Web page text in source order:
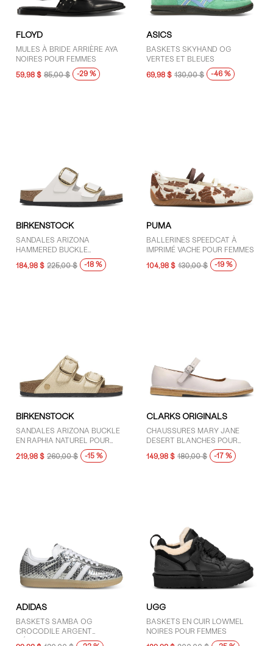
FLOYD
MULES À BRIDE ARRIÈRE AYA
NOIRES POUR FEMMES
59,98 $ 85,00 $ -29 %
ASICS
BASKETS SKYHAND OG
VERTES ET BLEUES
69,98 $ 130,00 $ -46 %
BIRKENSTOCK
SANDALES ARIZONA
HAMMERED BUCKLE
BLANCHES POUR FEMMES
184,98 $ 225,00 $ -18 %
PUMA
BALLERINES SPEEDCAT À
IMPRIMÉ VACHE POUR FEMMES
104,98 $ 130,00 $ -19 %
BIRKENSTOCK
SANDALES ARIZONA BUCKLE
EN RAPHIA NATUREL POUR
FEMMES
219,98 $ 260,00 $ -15 %
CLARKS ORIGINALS
CHAUSSURES MARY JANE
DESERT BLANCHES POUR
FEMMES
149,98 $ 180,00 $ -17 %
ADIDAS
BASKETS SAMBA OG
CROCODILE ARGENT
MÉTALLIQUE ET BLANCHES
UGG
BASKETS EN CUIR LOWMEL
NOIRES POUR FEMMES